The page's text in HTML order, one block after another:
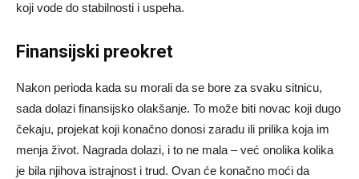
koji vode do stabilnosti i uspeha.
Finansijski preokret
Nakon perioda kada su morali da se bore za svaku sitnicu,
sada dolazi finansijsko olakšanje. To može biti novac koji dugo
čekaju, projekat koji konačno donosi zaradu ili prilika koja im
menja život. Nagrada dolazi, i to ne mala – već onolika kolika
je bila njihova istrajnost i trud. Ovan će konačno moći da